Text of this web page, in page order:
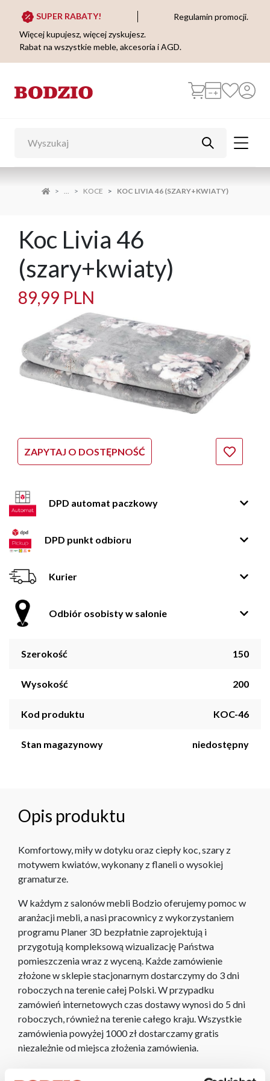
SUPER RABATY!
Regulamin promocji.
Więcej kupujesz, więcej zyskujesz.
Rabat na wszystkie meble, akcesoria i AGD.
... KOCE KOC LIVIA 46 (SZARY+KWIATY)
Koc Livia 46
(szary+kwiaty)
89,99 PLN
ZAPYTAJ O DOSTĘPNOŚĆ
DPD automat paczkowy
DPD punkt odbioru
Kurier
Odbiór osobisty w salonie
Szerokość 150
Wysokość 200
Kod produktu KOC-46
Stan magazynowy niedostępny
Opis produktu
Komfortowy, miły w dotyku oraz ciepły koc, szary z
motywem kwiatów, wykonany z flaneli o wysokiej
gramaturze.
W każdym z salonów mebli Bodzio oferujemy pomoc w
aranżacji mebli, a nasi pracownicy z wykorzystaniem
programu Planer 3D bezpłatnie zaprojektują i
przygotują kompleksową wizualizację Państwa
pomieszczenia wraz z wyceną. Każde zamówienie
złożone w sklepie stacjonarnym dostarczymy do 3 dni
roboczych na terenie całej Polski. W przypadku
zamówień internetowych czas dostawy wynosi do 5 dni
roboczych, również na terenie całego kraju. Wszystkie
zamówienia powyżej 1000 zł dostarczamy gratis
niezależnie od miejsca złożenia zamówienia.